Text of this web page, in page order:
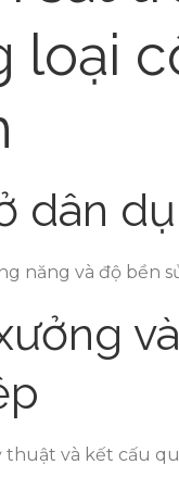
loại
dân
năng và độ bền
thuật và kết cấu